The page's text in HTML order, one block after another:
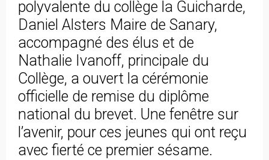
polyvalente du collège la Guicharde,
Daniel Alsters Maire de Sanary,
accompagné des élus et de
Nathalie Ivanoff, principale du
Collège, a ouvert la cérémonie
officielle de remise du diplôme
national du brevet. Une fenêtre sur
l’avenir, pour ces jeunes qui ont reçu
avec fierté ce premier sésame.